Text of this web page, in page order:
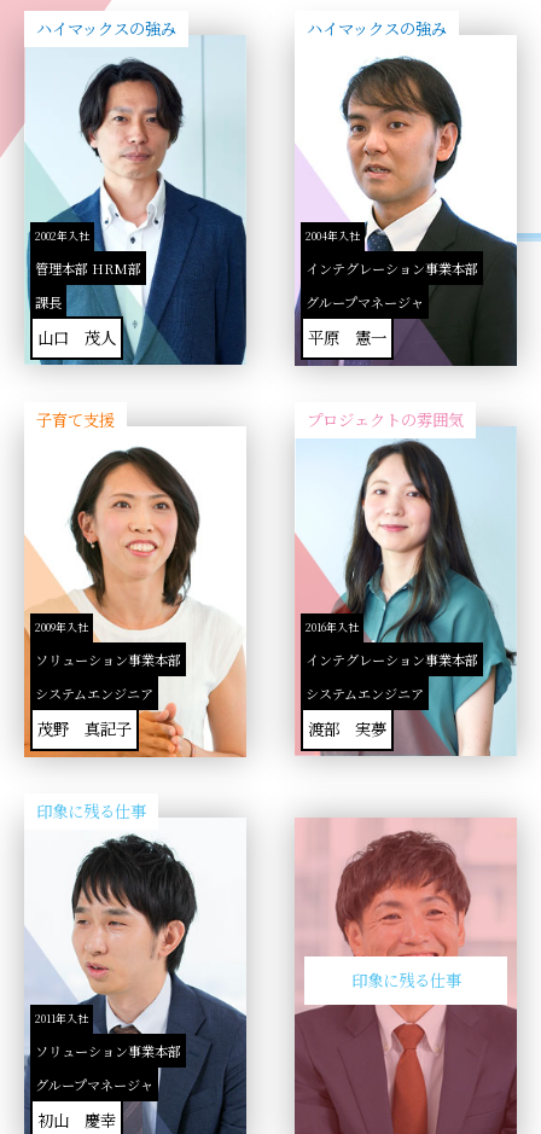
ハイマックスの強み
2002年入社
管理本部 HRM部
課長
山口 茂人
ハイマックスの強み
2004年入社
インテグレーション事業本部
グループマネージャ
平原 憲一
子育て支援
2009年入社
ソリューション事業本部
システムエンジニア
茂野 真記子
プロジェクトの雰囲気
2016年入社
インテグレーション事業本部
システムエンジニア
渡部 実夢
印象に残る仕事
2011年入社
ソリューション事業本部
グループマネージャ
初山 慶幸
印象に残る仕事